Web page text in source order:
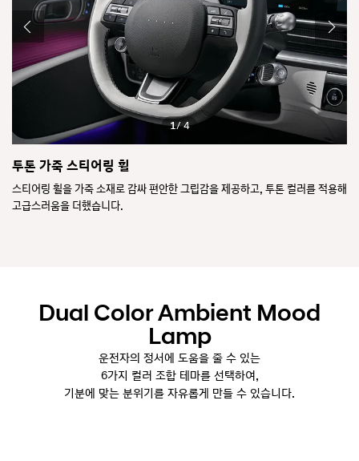
투톤 가죽 스티어링 휠
스티어링 휠을 가죽 소재로 감싸 편안한 그립감을 제공하고, 투톤 컬러를 적용해
고급스러움을 더했습니다.
1/ 4
Dual Color Ambient Mood
Lamp
운전자의 정서에 도움을 줄 수 있는
6가지 컬러 조합 테마를 선택하여,
기분에 맞는 분위기를 자유롭게 만들 수 있습니다.